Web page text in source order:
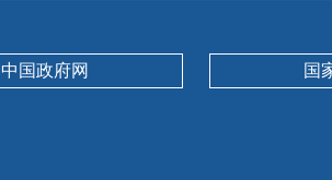
中国政府网 国